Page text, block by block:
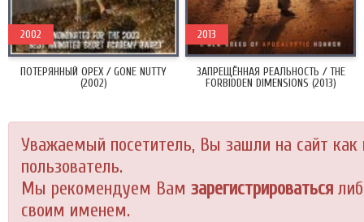
ПОТЕРЯННЫЙ ОРЕХ / GONE NUTTY
(2002)
2002
ЗАПРЕЩЁННАЯ РЕАЛЬНОСТЬ / THE
FORBIDDEN DIMENSIONS (2013)
2013
Уважаемый посетитель, Вы зашли на сайт как
пользователь.
Мы рекомендуем Вам зарегистрироваться
своим именем.